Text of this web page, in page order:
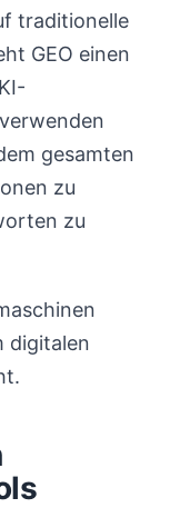
traditionelle
GEO einen
gesamten
zu
zu
digitalen